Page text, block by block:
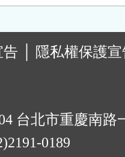
告
隱私權保護
台北市重慶南路
0189